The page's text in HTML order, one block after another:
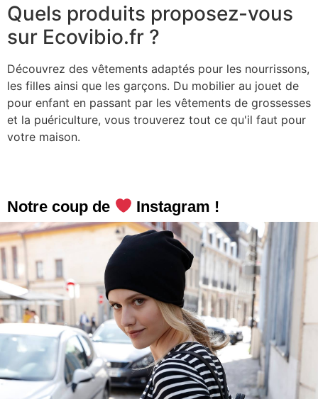
Quels produits proposez-vous
sur Ecovibio.fr ?
Découvrez des vêtements adaptés pour les nourrissons,
les filles ainsi que les garçons. Du mobilier au jouet de
pour enfant en passant par les vêtements de grossesses
et la puériculture, vous trouverez tout ce qu'il faut pour
votre maison.
Notre coup de Instagram !